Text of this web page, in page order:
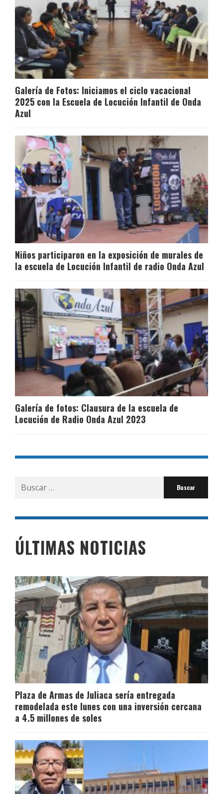
Galería de Fotos: Iniciamos el ciclo vacacional
2025 con la Escuela de Locución Infantil de Onda
Azul
Niños participaron en la exposición de murales de
la escuela de Locución Infantil de radio Onda Azul
Galería de fotos: Clausura de la escuela de
Locución de Radio Onda Azul 2023
Buscar
por:
ÚLTIMAS NOTICIAS
Plaza de Armas de Juliaca sería entregada
remodelada este lunes con una inversión cercana
a 4.5 millones de soles